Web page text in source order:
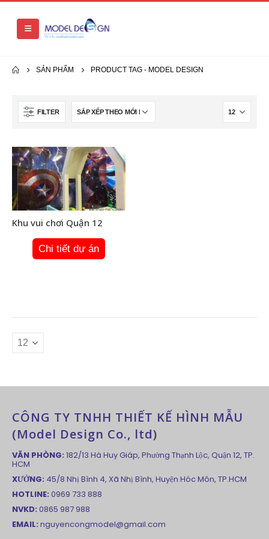
SẢN PHẨM PRODUCT TAG - MODEL DESIGN
FILTER
Khu vui chơi Quận 12
Chi tiết dự án
CÔNG TY TNHH THIẾT KẾ HÌNH MẪU
(Model Design Co., ltd)
VĂN PHÒNG: 182/13 Hà Huy Giáp, Phường Thạnh Lộc, Quận 12, TP.
HCM
XƯỞNG: 45/8 Nhị Bình 4, Xã Nhị Bình, Huyện Hóc Môn, TP.HCM
HOTLINE: 0969 733 888
NVKD: 0865 987 988
EMAIL: nguyencongmodel@gmail.com